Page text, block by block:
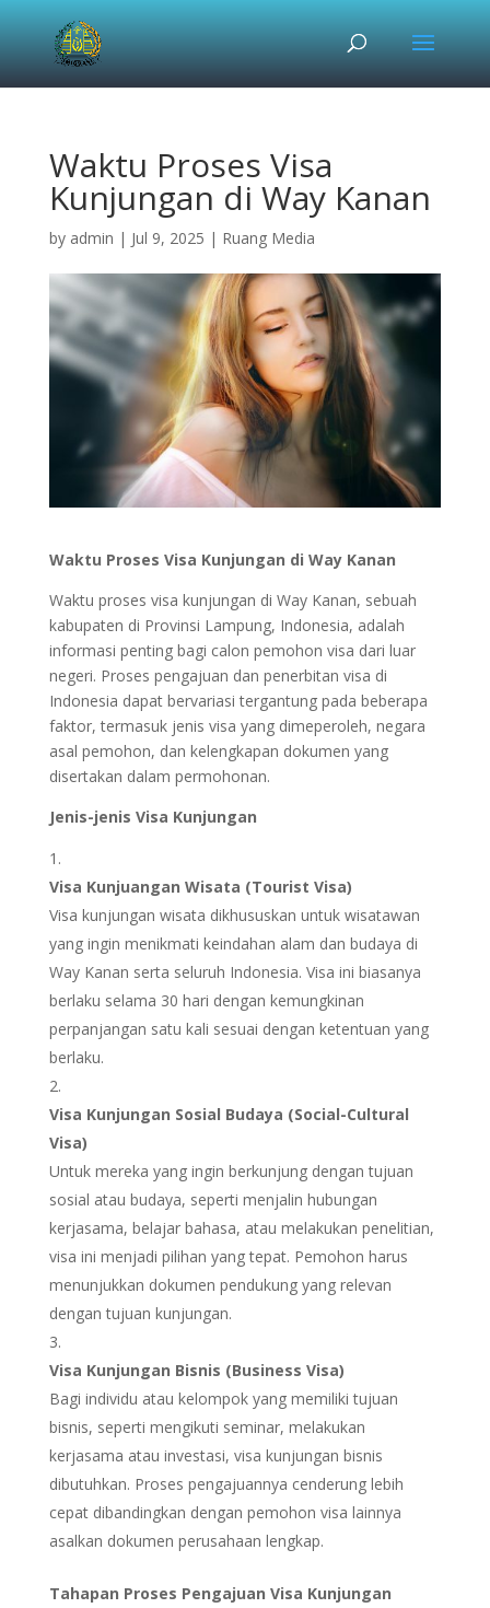
Waktu Proses Visa
Kunjungan di Way Kanan
by admin | Jul 9, 2025 | Ruang Media
Waktu Proses Visa Kunjungan di Way Kanan
Waktu proses visa kunjungan di Way Kanan, sebuah
kabupaten di Provinsi Lampung, Indonesia, adalah
informasi penting bagi calon pemohon visa dari luar
negeri. Proses pengajuan dan penerbitan visa di
Indonesia dapat bervariasi tergantung pada beberapa
faktor, termasuk jenis visa yang dimeperoleh, negara
asal pemohon, dan kelengkapan dokumen yang
disertakan dalam permohonan.
Jenis-jenis Visa Kunjungan
Visa Kunjuangan Wisata (Tourist Visa)
Visa kunjungan wisata dikhususkan untuk wisatawan
yang ingin menikmati keindahan alam dan budaya di
Way Kanan serta seluruh Indonesia. Visa ini biasanya
berlaku selama 30 hari dengan kemungkinan
perpanjangan satu kali sesuai dengan ketentuan yang
berlaku.
Visa Kunjungan Sosial Budaya (Social-Cultural
Visa)
Untuk mereka yang ingin berkunjung dengan tujuan
sosial atau budaya, seperti menjalin hubungan
kerjasama, belajar bahasa, atau melakukan penelitian,
visa ini menjadi pilihan yang tepat. Pemohon harus
menunjukkan dokumen pendukung yang relevan
dengan tujuan kunjungan.
Visa Kunjungan Bisnis (Business Visa)
Bagi individu atau kelompok yang memiliki tujuan
bisnis, seperti mengikuti seminar, melakukan
kerjasama atau investasi, visa kunjungan bisnis
dibutuhkan. Proses pengajuannya cenderung lebih
cepat dibandingkan dengan pemohon visa lainnya
asalkan dokumen perusahaan lengkap.
Tahapan Proses Pengajuan Visa Kunjungan